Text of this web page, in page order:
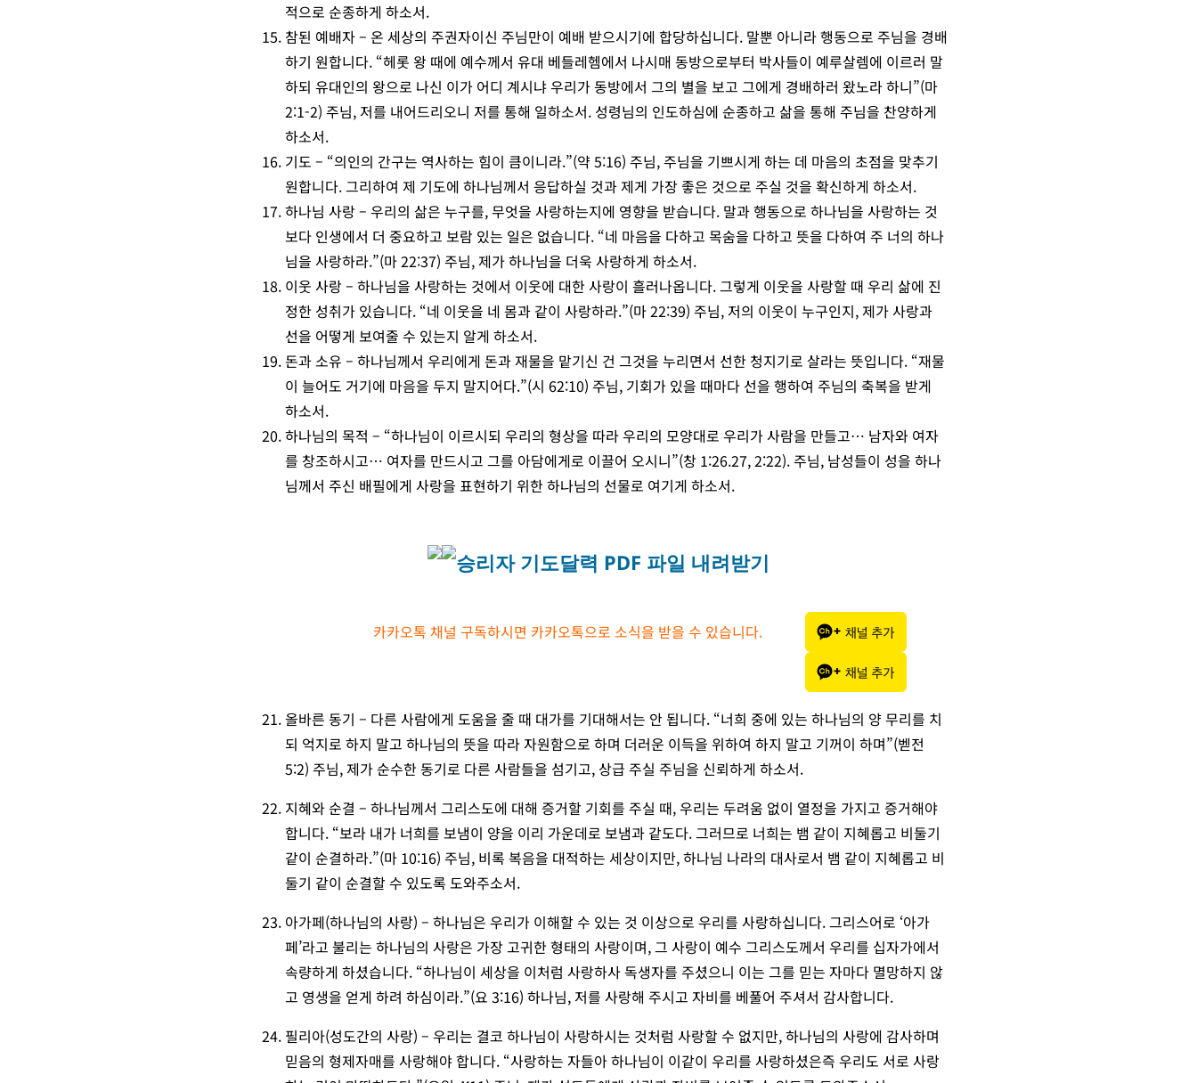
적으로 순종하게 하소서.
참된 예배자 – 온 세상의 주권자이신 주님만이 예배 받으시기에 합당하십니다. 말뿐 아니라 행동으로 주님을 경배
하기 원합니다. “헤롯 왕 때에 예수께서 유대 베들레헴에서 나시매 동방으로부터 박사들이 예루살렘에 이르러 말
하되 유대인의 왕으로 나신 이가 어디 계시냐 우리가 동방에서 그의 별을 보고 그에게 경배하러 왔노라 하니”(마
2:1-2) 주님,저를 내어드리오니 저를 통해 일하소서. 성령님의 인도하심에 순종하고 삶을 통해 주님을 찬양하게
하소서.
기도 – “의인의 간구는 역사하는 힘이 큼이니라.”(약 5:16) 주님, 주님을 기쁘시게 하는 데 마음의 초점을 맞추기
원합니다. 그리하여 제 기도에 하나님께서 응답하실 것과 제게 가장 좋은 것으로 주실 것을 확신하게 하소서.
하나님 사랑 – 우리의 삶은 누구를, 무엇을 사랑하는지에 영향을 받습니다. 말과 행동으로 하나님을 사랑하는 것
보다 인생에서 더 중요하고 보람 있는 일은 없습니다. “네 마음을 다하고 목숨을 다하고 뜻을 다하여 주 너의 하나
님을 사랑하라.”(마 22:37) 주님, 제가 하나님을 더욱 사랑하게 하소서.
이웃 사랑 – 하나님을 사랑하는 것에서 이웃에 대한 사랑이 흘러나옵니다. 그렇게 이웃을 사랑할 때 우리 삶에 진
정한 성취가 있습니다. “네 이웃을 네 몸과 같이 사랑하라.”(마 22:39) 주님, 저의 이웃이 누구인지, 제가 사랑과
선을 어떻게 보여줄 수 있는지 알게 하소서.
돈과 소유 – 하나님께서 우리에게 돈과 재물을 맡기신 건 그것을 누리면서 선한 청지기로 살라는 뜻입니다. “재물
이 늘어도 거기에 마음을 두지 말지어다.”(시 62:10) 주님, 기회가 있을 때마다 선을 행하여 주님의 축복을 받게
하소서.
하나님의 목적 – “하나님이 이르시되 우리의 형상을 따라 우리의 모양대로 우리가 사람을 만들고… 남자와 여자
를 창조하시고… 여자를 만드시고 그를 아담에게로 이끌어 오시니”(창 1:26.27, 2:22). 주님, 남성들이 성을 하나
님께서 주신 배필에게 사랑을 표현하기 위한 하나님의 선물로 여기게 하소서.
승리자 기도달력 PDF 파일 내려받기
카카오톡 채널 구독하시면 카카오톡으로 소식을 받을 수 있습니다.
올바른 동기 – 다른 사람에게 도움을 줄 때 대가를 기대해서는 안 됩니다. “너희 중에 있는 하나님의 양 무리를 치
되 억지로 하지 말고 하나님의 뜻을 따라 자원함으로 하며 더러운 이득을 위하여 하지 말고 기꺼이 하며”(벧전
5:2) 주님, 제가 순수한 동기로 다른 사람들을 섬기고, 상급 주실 주님을 신뢰하게 하소서.
지혜와 순결 – 하나님께서 그리스도에 대해 증거할 기회를 주실 때, 우리는 두려움 없이 열정을 가지고 증거해야
합니다. “보라 내가 너희를 보냄이 양을 이리 가운데로 보냄과 같도다. 그러므로 너희는 뱀 같이 지혜롭고 비둘기
같이 순결하라.”(마 10:16) 주님, 비록 복음을 대적하는 세상이지만, 하나님 나라의 대사로서 뱀 같이 지혜롭고 비
둘기 같이 순결할 수 있도록 도와주소서.
아가페(하나님의 사랑) – 하나님은 우리가 이해할 수 있는 것 이상으로 우리를 사랑하십니다. 그리스어로 ‘아가
페’라고 불리는 하나님의 사랑은 가장 고귀한 형태의 사랑이며, 그 사랑이 예수 그리스도께서 우리를 십자가에서
속량하게 하셨습니다. “하나님이 세상을 이처럼 사랑하사 독생자를 주셨으니 이는 그를 믿는 자마다 멸망하지 않
고 영생을 얻게 하려 하심이라.”(요 3:16) 하나님, 저를 사랑해 주시고 자비를 베풀어 주셔서 감사합니다.
필리아(성도간의 사랑) – 우리는 결코 하나님이 사랑하시는 것처럼 사랑할 수 없지만, 하나님의 사랑에 감사하며
믿음의 형제자매를 사랑해야 합니다. “사랑하는 자들아 하나님이 이같이 우리를 사랑하셨은즉 우리도 서로 사랑